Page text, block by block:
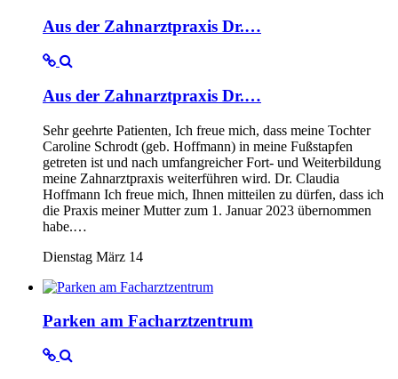
Aus der Zahnarztpraxis Dr.…
Aus der Zahnarztpraxis Dr.…
Sehr geehrte Patienten, Ich freue mich, dass meine Tochter
Caroline Schrodt (geb. Hoffmann) in meine Fußstapfen
getreten ist und nach umfangreicher Fort- und Weiterbildung
meine Zahnarztpraxis weiterführen wird. Dr. Claudia
Hoffmann Ich freue mich, Ihnen mitteilen zu dürfen, dass ich
die Praxis meiner Mutter zum 1. Januar 2023 übernommen
habe.…
Dienstag März 14
Parken am Facharztzentrum